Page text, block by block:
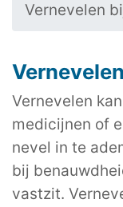
Vernevelen
Vernevelen
medicijnen of
nevel in te
bij
vastzit.